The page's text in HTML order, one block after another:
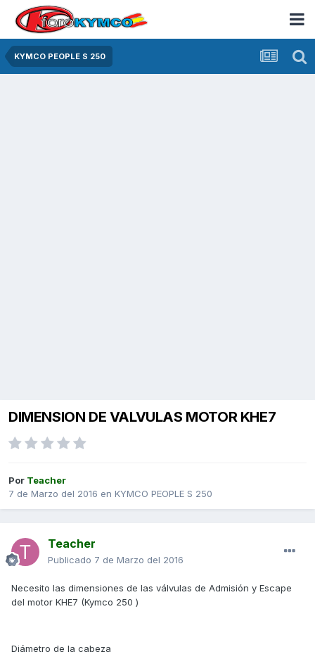
KYMCO PEOPLE S 250
DIMENSION DE VALVULAS MOTOR KHE7
Por Teacher
7 de Marzo del 2016 en KYMCO PEOPLE S 250
Teacher
Publicado 7 de Marzo del 2016
Necesito las dimensiones de las válvulas de Admisión y Escape
del motor KHE7 (Kymco 250 )
Diámetro de la cabeza